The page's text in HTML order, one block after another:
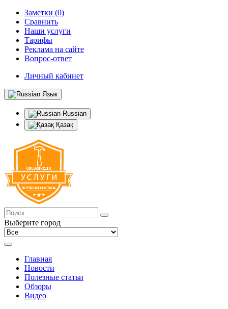
Заметки (0)
Сравнить
Наши услуги
Тарифы
Реклама на сайте
Вопрос-ответ
Личный кабинет
Язык
Russian
Қазақ
Выберите город
Главная
Новости
Полезные статьи
Обзоры
Видео